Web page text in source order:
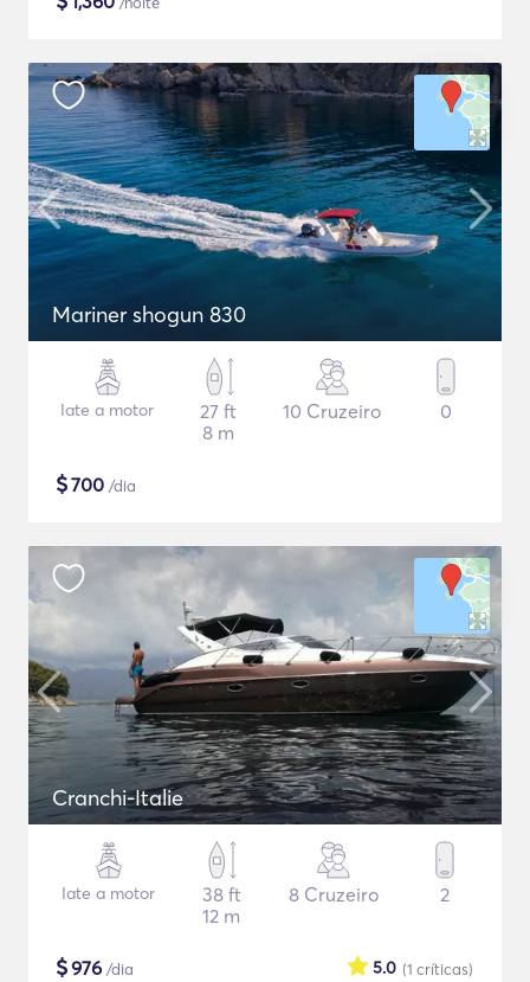
Mariner shogun 830
Iate a motor
27 ft
8 m
10 Cruzeiro 0
$700 /dia
Cranchi-Italie
Iate a motor
38 ft
12 m
8 Cruzeiro 2
$976 /dia (1 críticas)
5.0